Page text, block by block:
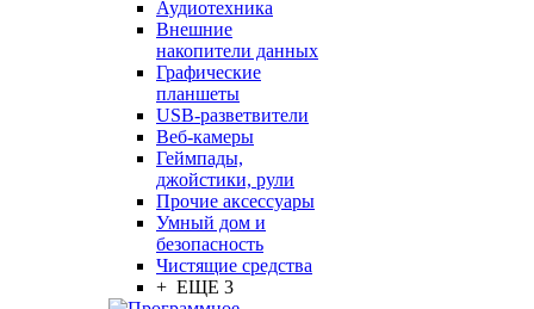
Аудиотехника
Внешние
накопители данных
Графические
планшеты
USB-разветвители
Веб-камеры
Геймпады,
джойстики, рули
Прочие аксессуары
Умный дом и
безопасность
Чистящие средства
+ ЕЩЕ 3